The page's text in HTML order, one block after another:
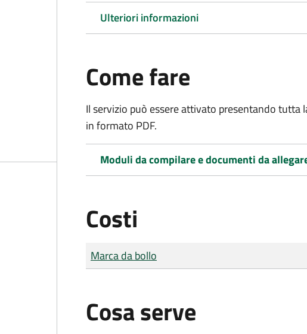
Ulteriori informazioni
Come fare
Il servizio può essere attivato presentando
in formato PDF.
Moduli da compilare e documenti da
Costi
Tipo di pagamento
Importo
Marca da bollo
Cosa serve